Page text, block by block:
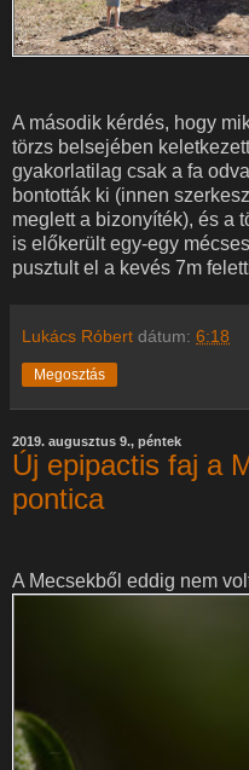
A második kérdés, hogy
törzs belsejében
gyakorlatilag csak a fa
bontották ki (innen
meglett a bizonyíték), és a
is előkerült egy-egy
pusztult el a kevés 7m
Lukács Róbert dátum: 6:18
Megosztás
2019. augusztus 9., péntek
Új epipactis faj a
pontica
A Mecsekből eddig nem